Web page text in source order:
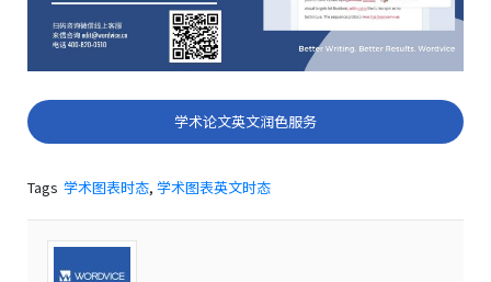
学术论文英文润色服务
Tags 学术图表时态, 学术图表英文时态